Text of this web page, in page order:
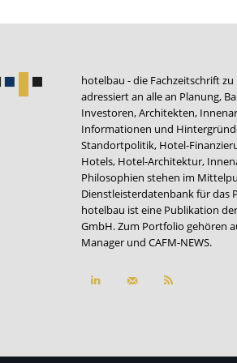
hotelbau - die Fachzeitschrift
adressiert an alle an Planung,
Investoren, Architekten,
Informationen und
Standortpolitik, Hotel-
Hotels, Hotel-Architektur,
Philosophien stehen im
Dienstleisterdatenbank für das
hotelbau ist eine Publikation
GmbH. Zum Portfolio gehören
Manager und CAFM-NEWS.